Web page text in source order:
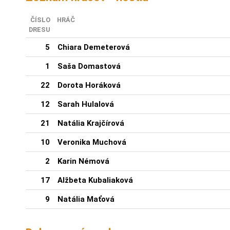
ČÍSLO
DRESU
HRÁČ
5 Chiara Demeterová
1 Saša Domastová
22 Dorota Horáková
12 Sarah Hulalová
21 Natália Krajčírová
10 Veronika Muchová
2 Karin Némová
17 Alžbeta Kubaliaková
9 Natália Maťová